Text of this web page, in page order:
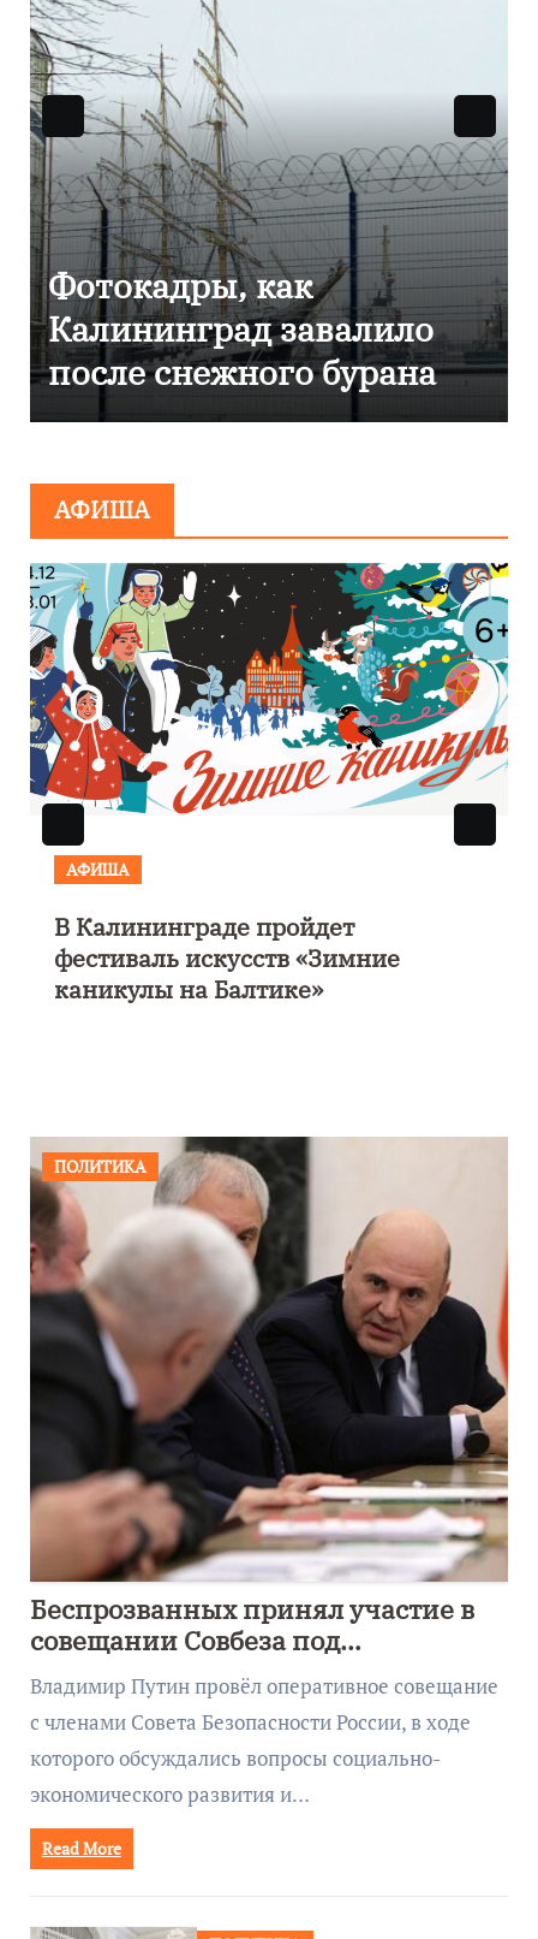
Фоторепортаж как в
Калининграде
эвакуировали ТЦ из-
сообщения о
АФИША
АФИША
В Калининграде пройдет
фестиваль искусств «Зимние
каникулы на Балтике»
ПОЛИТИКА
Беспрозванных принял участие в
совещании Совбеза под
руководством Путина
Владимир Путин провёл оперативное совещание
с членами Совета Безопасности России, в ходе
которого обсуждались вопросы социально-
экономического развития и…
Read More